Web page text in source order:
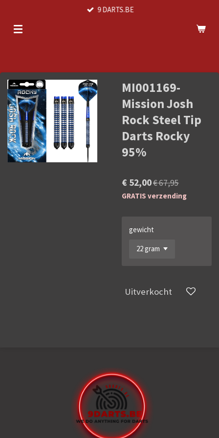
naar
9 DARTS.BE
MI001169-
Mission Josh
Rock Steel Tip
Darts Rocky
95%
€ 52,00€ 67,95
GRATIS verzending
gewicht
Uitverkocht